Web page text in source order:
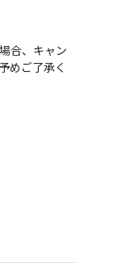
合、キャン
めご了承く